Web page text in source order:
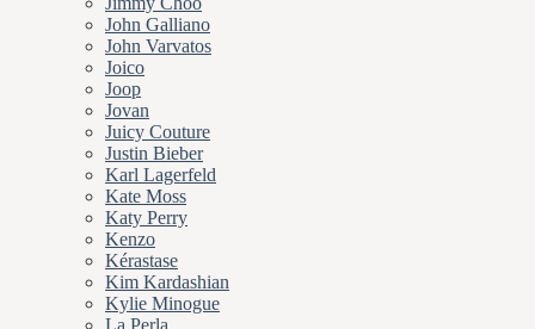
John Galliano
John Varvatos
Joico
Joop
Jovan
Juicy Couture
Justin Bieber
Karl Lagerfeld
Kate Moss
Katy Perry
Kenzo
Kérastase
Kim Kardashian
Kylie Minogue
La Perla